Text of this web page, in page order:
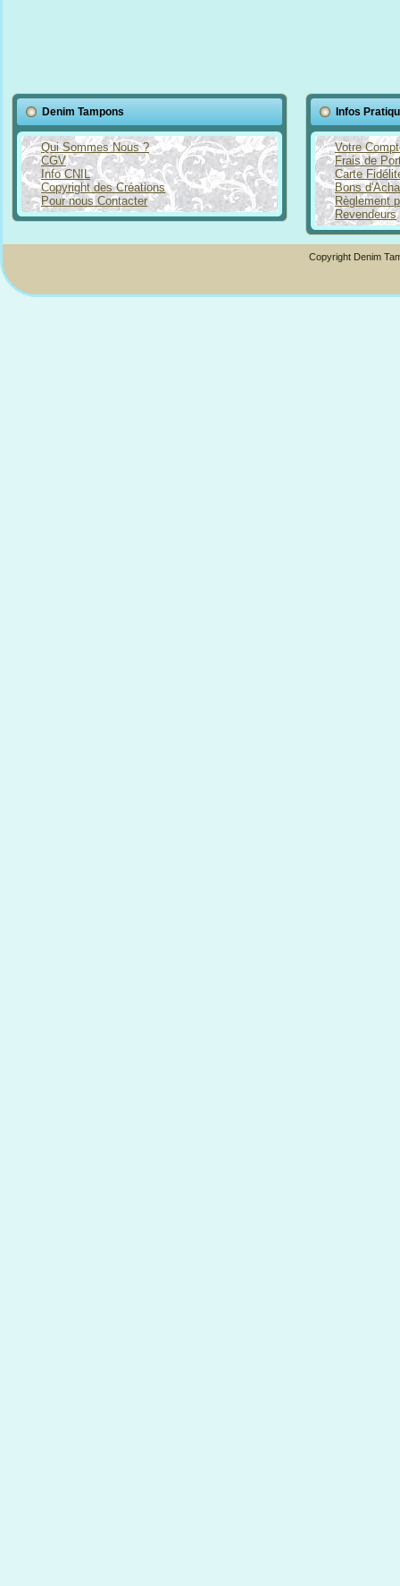
Denim Tampons
Qui Sommes Nous ?
CGV
Info CNIL
Copyright des Créations
Pour nous Contacter
Infos
Votre
Frais de
Carte
Bons
Règlement
Revendeurs
Copyright Denim